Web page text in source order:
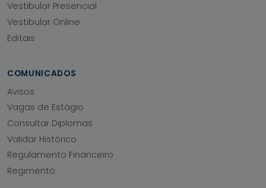
Vestibular Presencial
Vestibular Online
Editais
COMUNICADOS
Avisos
Vagas de Estágio
Consultar Diplomas
Validar Histórico
Regulamento Financeiro
Regimento